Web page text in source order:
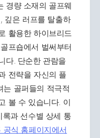
경량 소재의 골프웨
깊은 러프를 탈출하
활용한 하이브리드
프숍에서 벌써부터
다. 단순한 관람을
전략을 자신의 플
는 골퍼들의 적극적
볼 수 있습니다. 이
과 선수별 상세 통
공식 홈페이지에서